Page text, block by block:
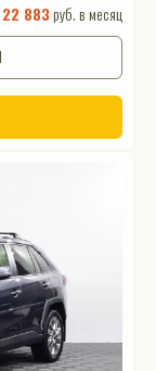
22 883 руб. в месяц